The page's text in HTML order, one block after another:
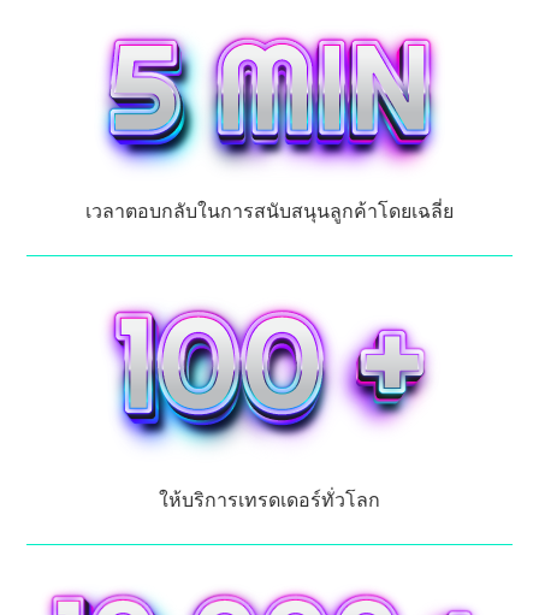
เวลาตอบกลับในการสนับสนุนลูกค้าโดยเฉลี่ย
ให้บริการเทรดเดอร์ทั่วโลก